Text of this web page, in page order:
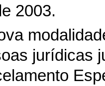
2003.
jurídicas